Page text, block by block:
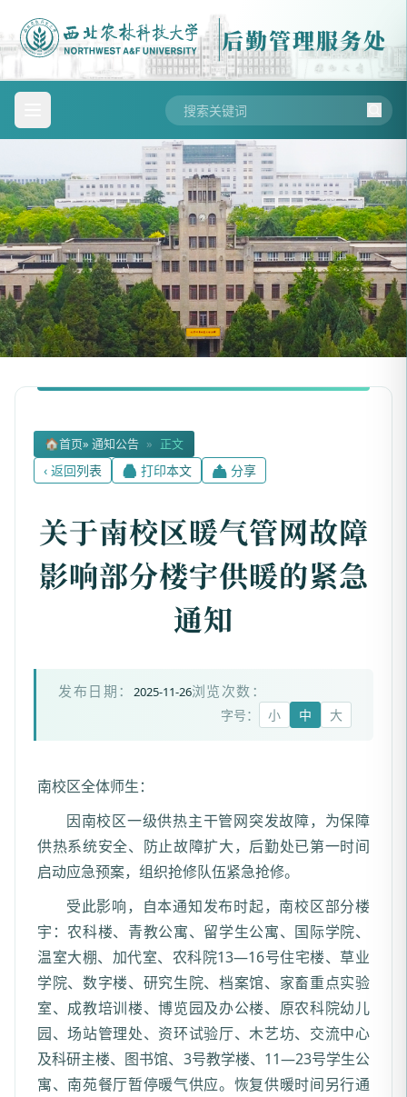
后勤管理服务处
🏠首页» 通知公告 » 正文
‹ 返回列表 🖨 打印本文 📤 分享
关于南校区暖气管网故障
影响部分楼宇供暖的紧急
通知
发布日期： 2025-11-26浏览次数：
字号： 小 中 大
南校区全体师生：
因南校区一级供热主干管网突发故障，为保障
供热系统安全、防止故障扩大，后勤处已第一时间
启动应急预案，组织抢修队伍紧急抢修。
受此影响，自本通知发布时起，南校区部分楼
宇：农科楼、青教公寓、留学生公寓、国际学院、
温室大棚、加代室、农科院13—16号住宅楼、草业
学院、数字楼、研究生院、档案馆、家畜重点实验
室、成教培训楼、博览园及办公楼、原农科院幼儿
园、场站管理处、资环试验厅、木艺坊、交流中心
及科研主楼、图书馆、3号教学楼、11—23号学生公
寓、南苑餐厅暂停暖气供应。恢复供暖时间另行通